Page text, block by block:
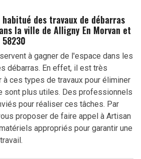
des travaux de débarras
la ville de Alligny En Morvan et
à gagner de l'espace dans les
débarras. En effet, il est très
à ces types de travaux pour éliminer
sont plus utiles. Des professionnels
pour réaliser ces tâches. Par
proposer de faire appel à Artisan
appropriés pour garantir une